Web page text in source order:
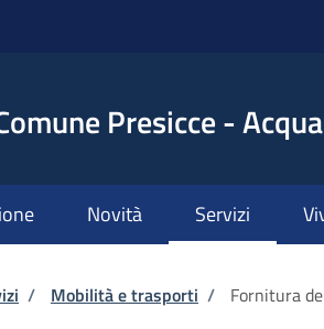
Presicce -
Novità Servizi
di pane
/ Mobilità e trasporti / Fornitura